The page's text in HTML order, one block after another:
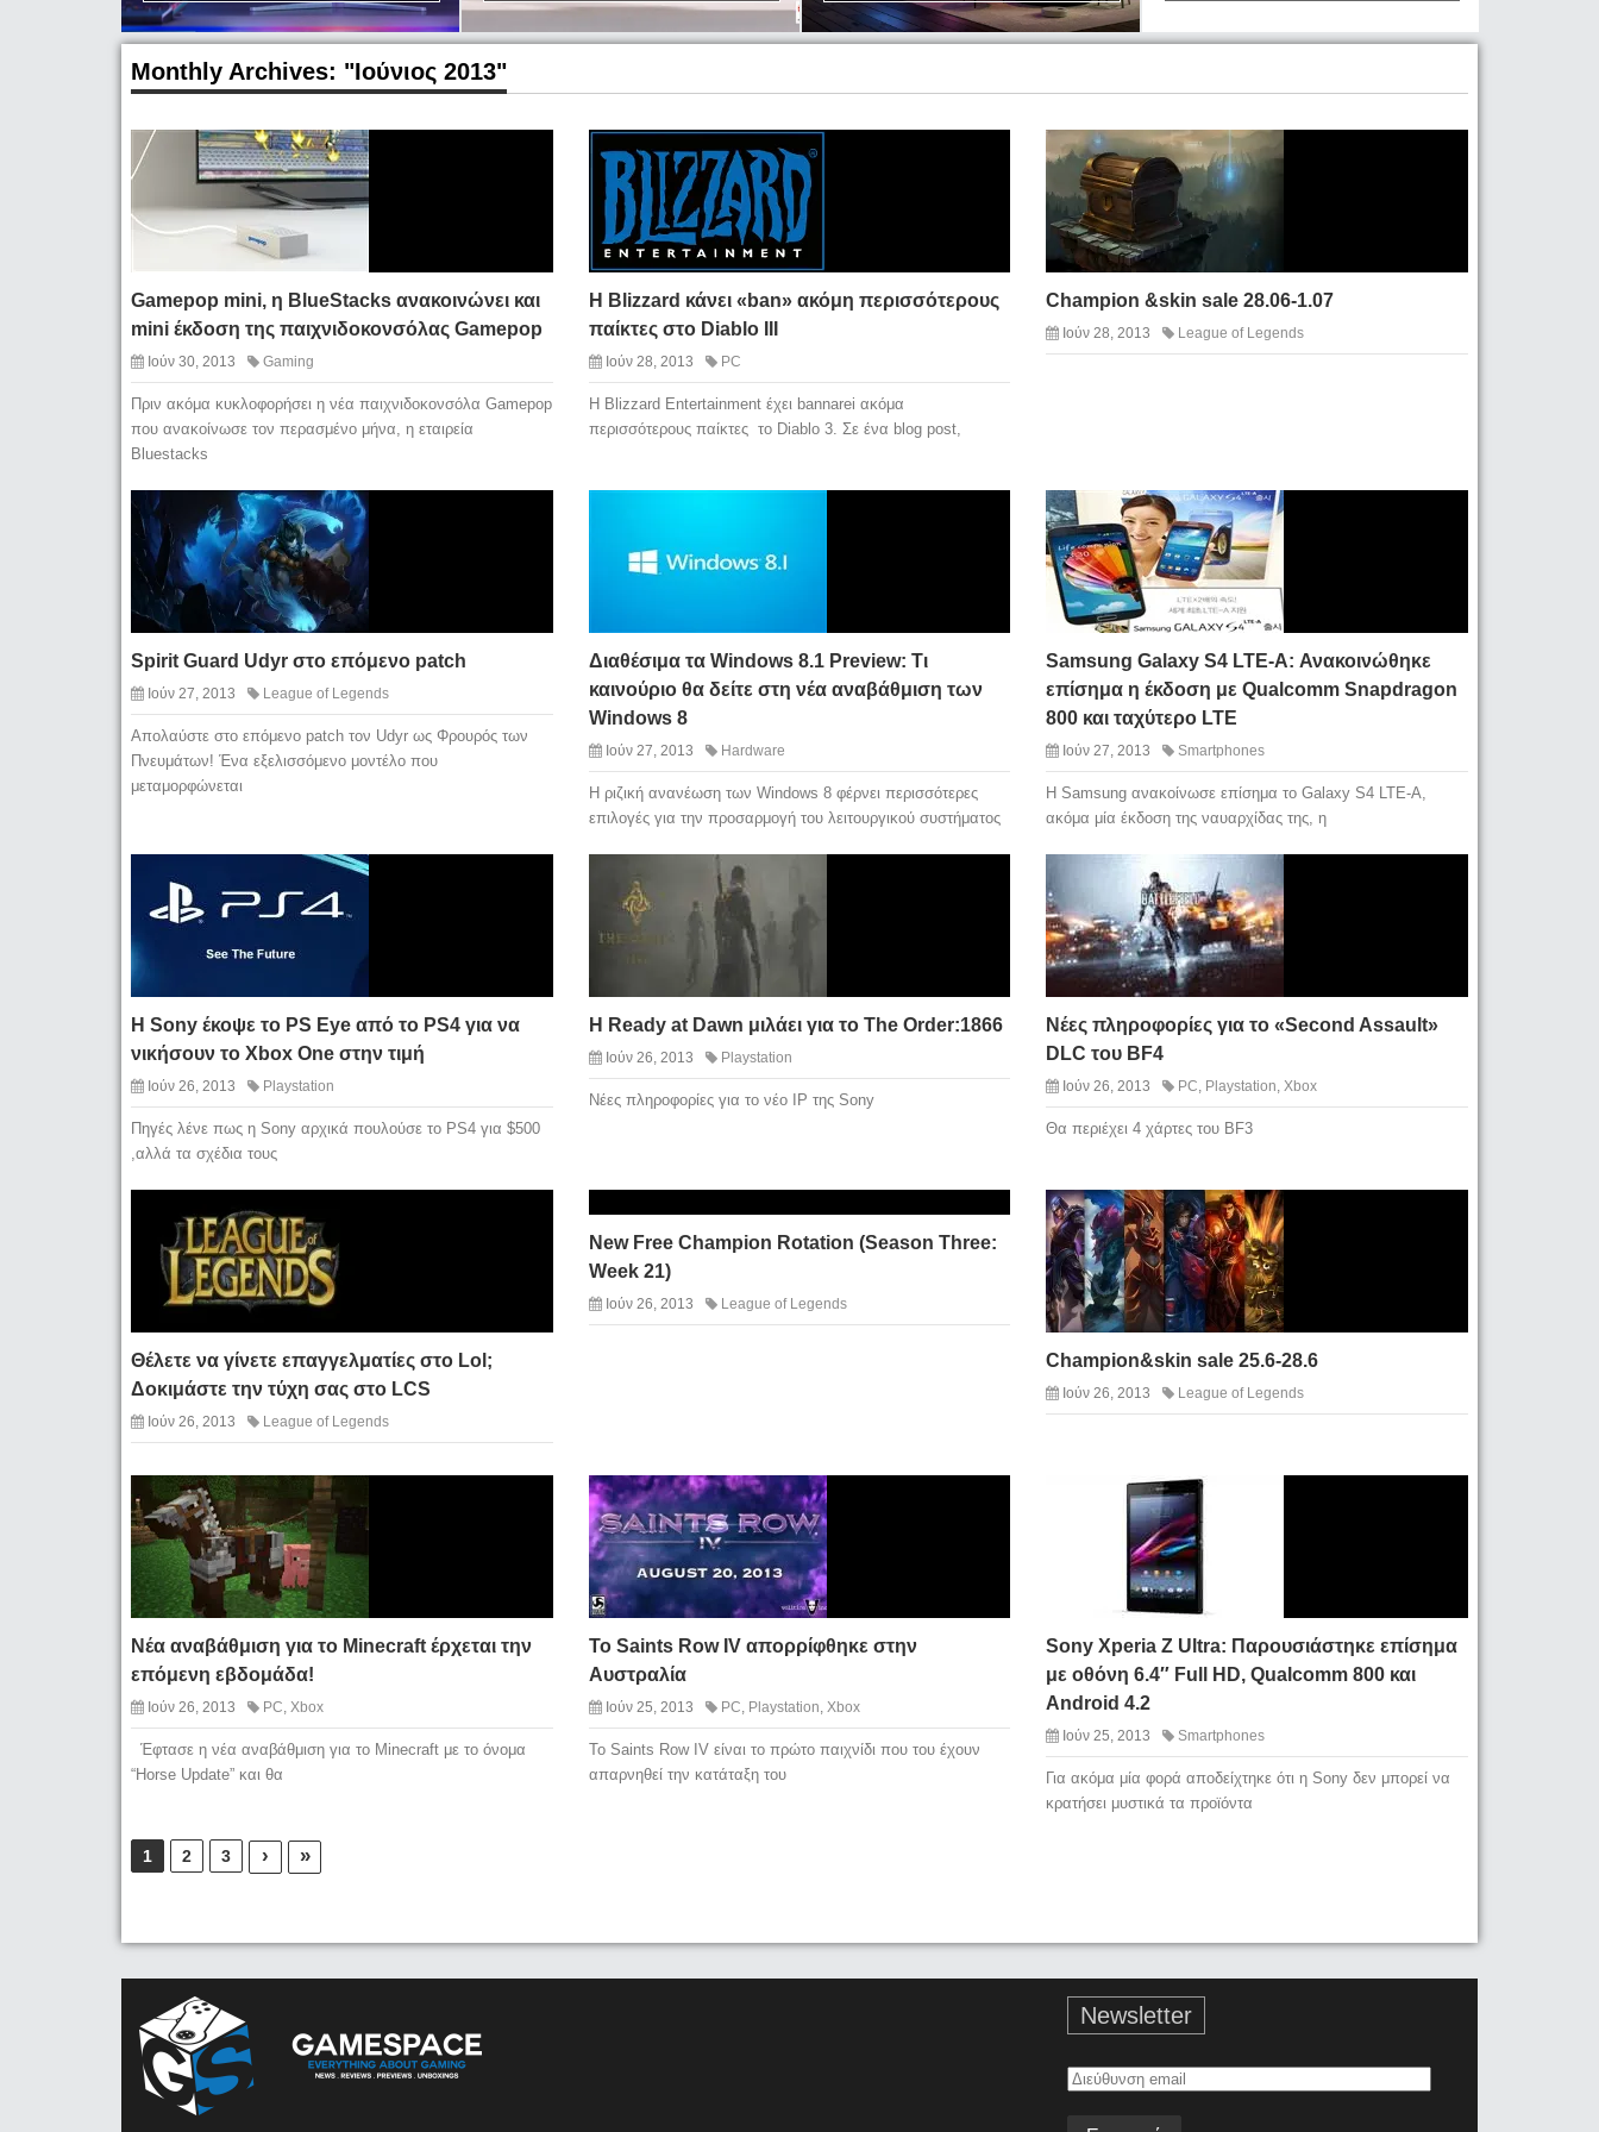
Monthly Archives: "Ιούνιος 2013"
Gamepop mini, η BlueStacks ανακοινώνει και
mini έκδοση της παιχνιδοκονσόλας Gamepop
Ιούν 30, 2013 Gaming
Πριν ακόμα κυκλοφορήσει η νέα παιχνιδοκονσόλα Gamepop
που ανακοίνωσε τον περασμένο μήνα, η εταιρεία
Bluestacks
H Blizzard κάνει «ban» ακόμη περισσότερους
παίκτες στο Diablo III
Ιούν 28, 2013 PC
Η Blizzard Entertainment έχει bannarei ακόμα
περισσότερους παίκτες το Diablo 3. Σε ένα blog post,
Champion &skin sale 28.06-1.07
Ιούν 28, 2013 League of Legends
Spirit Guard Udyr στο επόμενο patch
Ιούν 27, 2013 League of Legends
Aπολαύστε στο επόμενο patch τον Udyr ως Φρουρός των
Πνευμάτων! Ένα εξελισσόμενο μοντέλο που
μεταμορφώνεται
Διαθέσιμα τα Windows 8.1 Preview: Τι
καινούριο θα δείτε στη νέα αναβάθμιση των
Windows 8
Ιούν 27, 2013 Hardware
Η ριζική ανανέωση των Windows 8 φέρνει περισσότερες
επιλογές για την προσαρμογή του λειτουργικού συστήματος
Samsung Galaxy S4 LTE-A: Ανακοινώθηκε
επίσημα η έκδοση με Qualcomm Snapdragon
800 και ταχύτερο LTE
Ιούν 27, 2013 Smartphones
Η Samsung ανακοίνωσε επίσημα το Galaxy S4 LTE-A,
ακόμα μία έκδοση της ναυαρχίδας της, η
H Sony έκοψε το PS Eye από το PS4 για να
νικήσουν το Xbox One στην τιμή
Ιούν 26, 2013 Playstation
Πηγές λένε πως η Sony αρχικά πουλούσε το PS4 για $500
,αλλά τα σχέδια τους
H Ready at Dawn μιλάει για το The Order:1866
Ιούν 26, 2013 Playstation
Νέες πληροφορίες για το νέο IP της Sony
Νέες πληροφορίες για το «Second Assault»
DLC του BF4
Ιούν 26, 2013 PC, Playstation,Xbox
Θα περιέχει 4 χάρτες του BF3
Θέλετε να γίνετε επαγγελματίες στο Lol;
Δοκιμάστε την τύχη σας στο LCS
Ιούν 26, 2013 League of Legends
New Free Champion Rotation (Season Three:
Week 21)
Ιούν 26, 2013 League of Legends
Champion&skin sale 25.6-28.6
Ιούν 26, 2013 League of Legends
Νέα αναβάθμιση για το Minecraft έρχεται την
επόμενη εβδομάδα!
Ιούν 26, 2013 PC, Xbox
Έφτασε η νέα αναβάθμιση για το Minecraft με το όνομα
“Horse Update” και θα
To Saints Row IV απορρίφθηκε στην
Αυστραλία
Ιούν 25, 2013 PC, Playstation, Xbox
Το Saints Row IV είναι το πρώτο παιχνίδι που του έχουν
απαρνηθεί την κατάταξη του
Sony Xperia Z Ultra: Παρουσιάστηκε επίσημα
με οθόνη 6.4″ Full HD, Qualcomm 800 και
Android 4.2
Ιούν 25, 2013 Smartphones
Για ακόμα μία φορά αποδείχτηκε ότι η Sony δεν μπορεί να
κρατήσει μυστικά τα προϊόντα
1 2 3 › »
Newsletter
Διεύθυνση